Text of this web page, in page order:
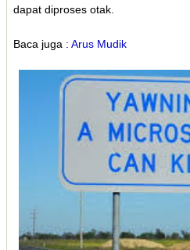
dapat diproses otak.
Baca juga : Arus Mudik